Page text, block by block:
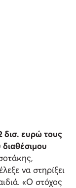
ευρώ τους
να στηρίξει
«Ο στόχος